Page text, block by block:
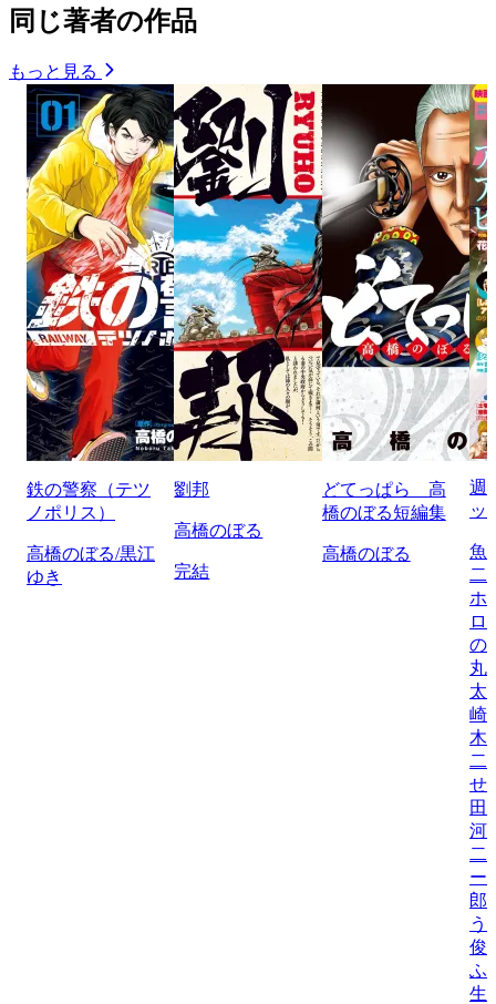
同じ著者の作品
もっと見る
鉄の警察（テツ
ノポリス）
高橋のぼる/黒江
ゆき
劉邦
高橋のぼる
完結
どてっぱら 高
橋のぼる短編集
高橋のぼる
週
ッ
魚
二
ホ
ロ
の
丸
太
崎
木
二
せ
田
河
二
ー
郎
う
俊/
ふ
生